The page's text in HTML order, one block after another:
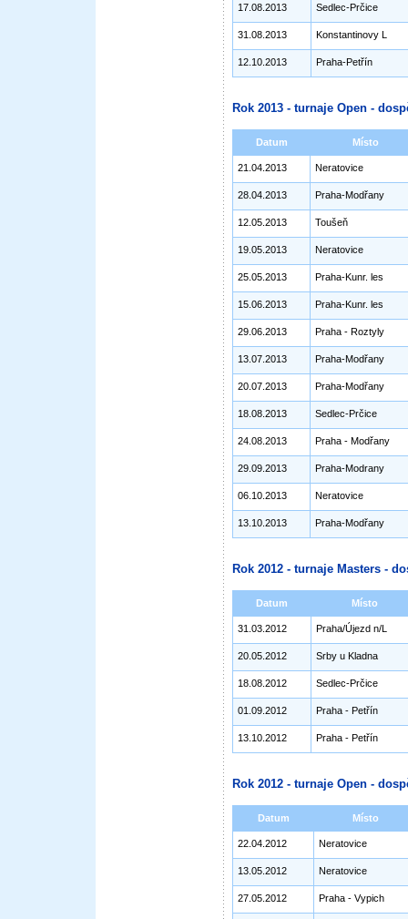
17.08.2013 Sedlec-Prčice
31.08.2013 Konstantinovy L
12.10.2013 Praha-Petřín
Rok 2013 - turnaje Open -
Datum Místo
21.04.2013 Neratovice
28.04.2013 Praha-Modřany
12.05.2013 Toušeň
19.05.2013 Neratovice
25.05.2013 Praha-Kunr. les
15.06.2013 Praha-Kunr. les
29.06.2013 Praha - Roztyly
13.07.2013 Praha-Modřany
20.07.2013 Praha-Modřany
18.08.2013 Sedlec-Prčice
24.08.2013 Praha - Modřany
29.09.2013 Praha-Modrany
06.10.2013 Neratovice
13.10.2013 Praha-Modřany
Rok 2012 - turnaje Masters -
Datum Místo
31.03.2012 Praha/Újezd n/L
20.05.2012 Srby u Kladna
18.08.2012 Sedlec-Prčice
01.09.2012 Praha - Petřín
13.10.2012 Praha - Petřín
Rok 2012 - turnaje Open -
Datum Místo
22.04.2012 Neratovice
13.05.2012 Neratovice
27.05.2012 Praha - Vypich